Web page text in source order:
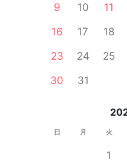
9
10 11
16
17 18
23
24 25
30
31
日 月 火
1